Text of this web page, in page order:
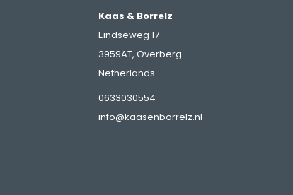
Kaas & Borrelz
Eindseweg 17
3959AT, Overberg
Netherlands
0633030554
info@kaasenborrelz.nl